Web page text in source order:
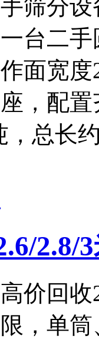
手筛分
台二
面宽
，配
，总长
2.8/
价回收
，单